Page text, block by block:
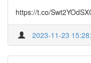
https://t.co/
2023-11-23